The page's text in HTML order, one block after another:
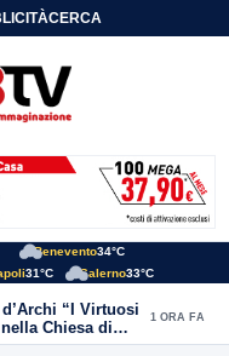
CERCA
Benevento34°C
31°C Salerno33°C
“I Virtuosi
Chiesa di
1 ORA FA